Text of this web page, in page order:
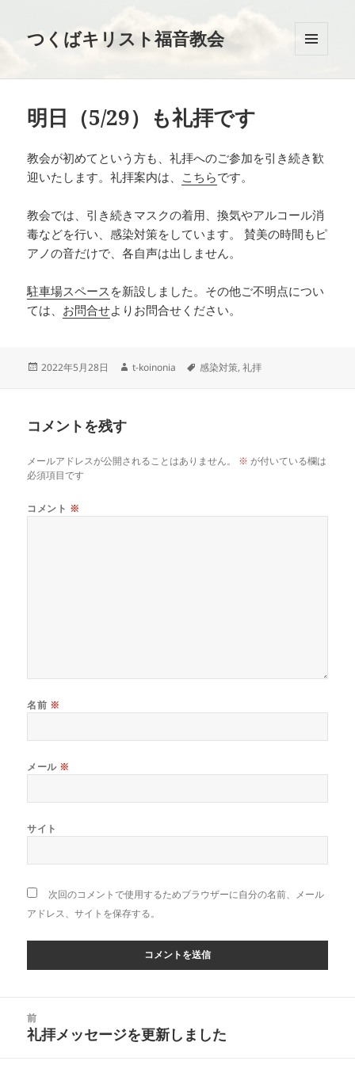
つくばキリスト福音教会
ーとウ
明日（5/29）も礼拝です
教会が初めてという方も、礼拝へのご参加を引き続き歓
迎いたします。礼拝案内は、 こちらです。
教会では、引き続きマスクの着用、換気やアルコール消
毒などを行い、感染対策をしています。 賛美の時間もピ
アノの音だけで、各自声は出しません。
駐車場スペース を新設しました。その他ご不明点につい
ては、 お問合せよりお問合せください。
投
2022年5月28日
作
t-koinonia
タ
感染対策,礼拝
コメントを残す
メールアドレスが公開されることはありません。 ※ が付いている欄は
必須項目です
コメント ※
名前 ※
メール ※
サイト
次回のコメントで使用するためブラウザーに自分の名前、メール
アドレス、サイトを保存する。
前
前
礼拝メッセージを更新しました